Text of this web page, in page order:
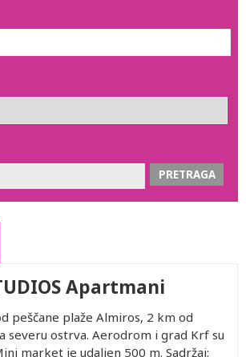
Apartmani
peščane plaže Almiros, 2 km od
severu ostrva. Aerodrom i grad Krf su
market je udaljen 500 m. Sadržaj: